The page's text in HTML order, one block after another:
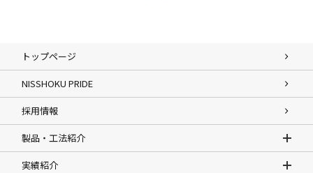
トップページ
NISSHOKU PRIDE
採用情報
製品・工法紹介
実績紹介